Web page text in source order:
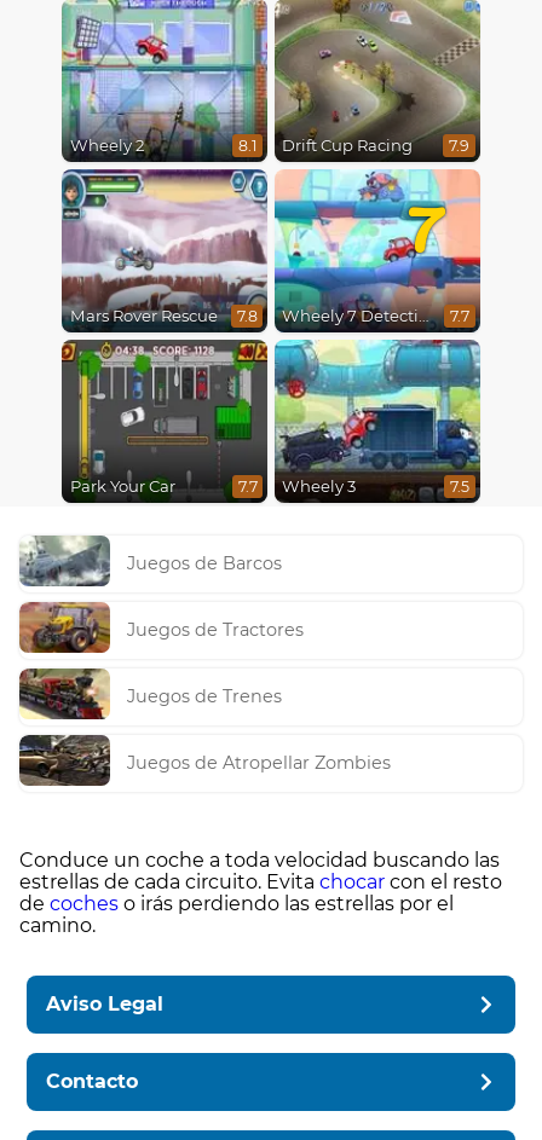
Wheely 2 8.1 Drift Cup Racing 7.9
Mars Rover Rescue 7.8
7
Wheely 7 Detective 7.7
Park Your Car 7.7 Wheely 3 7.5
Juegos de Barcos
Juegos de Tractores
Juegos de Trenes
Juegos de Atropellar Zombies
Conduce un coche a toda velocidad buscando las
estrellas de cada circuito. Evita chocar con el resto
de coches o irás perdiendo las estrellas por el
camino.
Aviso Legal
Contacto